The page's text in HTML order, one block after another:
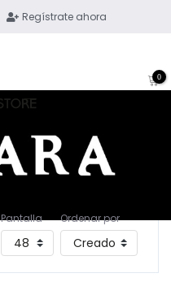
Regístrate ahora
0
Pantalla Ordenar por